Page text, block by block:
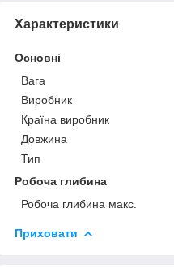
Характеристики
Основні
Вага
Виробник
Країна виробник
Довжина
Тип
Робоча глибина
Робоча глибина макс.
Приховати